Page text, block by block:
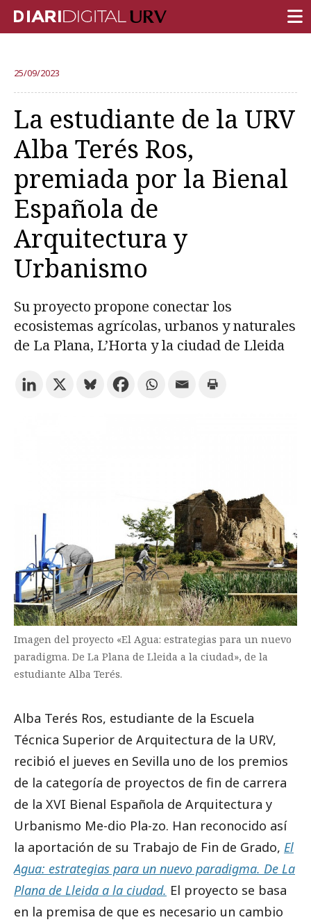
INVESTIGACIÓN
DOCENCIA
INSTITUCIÓN
VIDA EN EL CAMPUS
COMUNIDAD URV
REPORTAJES
Ámbitos universitarios
Prueba la búsqueda avanzada
25/09/2023
La estudiante de la URV
Alba Terés Ros,
premiada por la Bienal
Española de
Arquitectura y
Urbanismo
Su proyecto propone conectar los
ecosistemas agrícolas, urbanos y naturales
de La Plana, L’Horta y la ciudad de Lleida
Imagen del proyecto «El Agua: estrategias para un nuevo
paradigma. De La Plana de Lleida a la ciudad», de la
estudiante Alba Terés.
Alba Terés Ros, estudiante de la Escuela
Técnica Superior de Arquitectura de la URV,
recibió el jueves en Sevilla uno de los premios
de la categoría de proyectos de fin de carrera
de la XVI Bienal Española de Arquitectura y
Urbanismo Me-dio Pla-zo. Han reconocido así
la aportación de su Trabajo de Fin de Grado, El
Agua: estrategias para un nuevo paradigma. De La
Plana de Lleida a la ciudad. El proyecto se basa
en la premisa de que es necesario un cambio